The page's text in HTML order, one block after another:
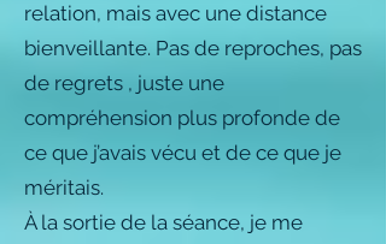
relation, mais avec une distance
bienveillante. Pas de reproches, pas
de regrets , juste une
compréhension plus profonde de
ce que j’avais vécu et de ce que je
méritais.
À la sortie de la séance, je me